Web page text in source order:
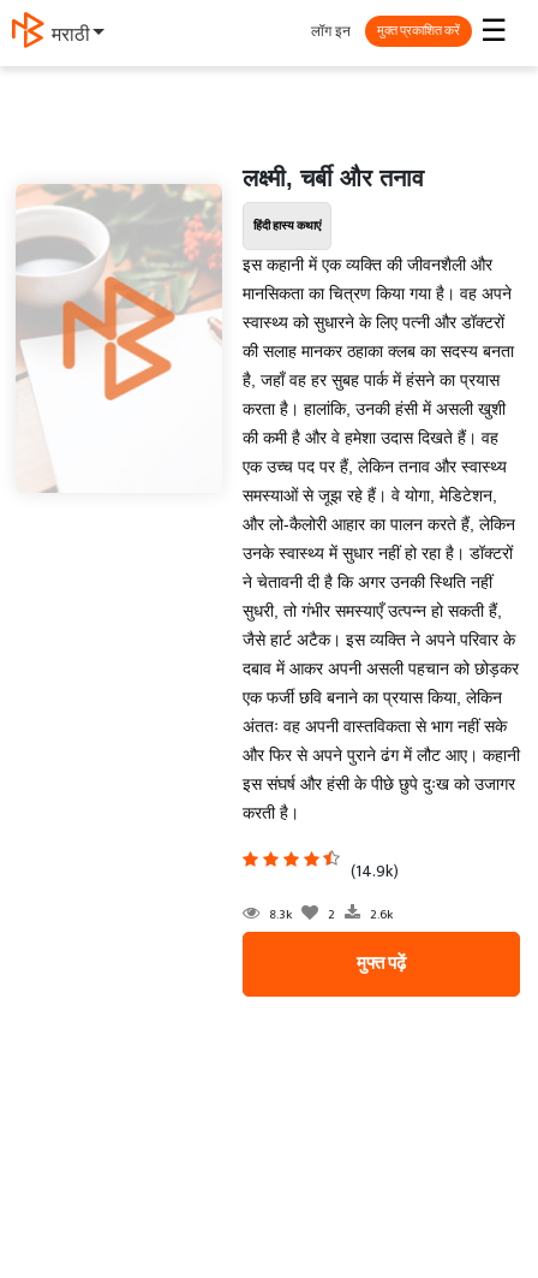
मराठी ☰
लॉग इन मुक्त प्रकाशित करें
लक्ष्मी, चर्बी और तनाव
हिंदी हास्य कथाएं
इस कहानी में एक व्यक्ति की जीवनशैली और
मानसिकता का चित्रण किया गया है। वह अपने
स्वास्थ्य को सुधारने के लिए पत्नी और डॉक्टरों
की सलाह मानकर ठहाका क्लब का सदस्य बनता
है, जहाँ वह हर सुबह पार्क में हंसने का प्रयास
करता है। हालांकि, उनकी हंसी में असली खुशी
की कमी है और वे हमेशा उदास दिखते हैं। वह
एक उच्च पद पर हैं, लेकिन तनाव और स्वास्थ्य
समस्याओं से जूझ रहे हैं। वे योगा, मेडिटेशन,
और लो-कैलोरी आहार का पालन करते हैं, लेकिन
उनके स्वास्थ्य में सुधार नहीं हो रहा है। डॉक्टरों
ने चेतावनी दी है कि अगर उनकी स्थिति नहीं
सुधरी, तो गंभीर समस्याएँ उत्पन्न हो सकती हैं,
जैसे हार्ट अटैक। इस व्यक्ति ने अपने परिवार के
दबाव में आकर अपनी असली पहचान को छोड़कर
एक फर्जी छवि बनाने का प्रयास किया, लेकिन
अंततः वह अपनी वास्तविकता से भाग नहीं सके
और फिर से अपने पुराने ढंग में लौट आए। कहानी
इस संघर्ष और हंसी के पीछे छुपे दुःख को उजागर
करती है।
(14.9k)
8.3k 2 2.6k
मुफ्त पढ़ें